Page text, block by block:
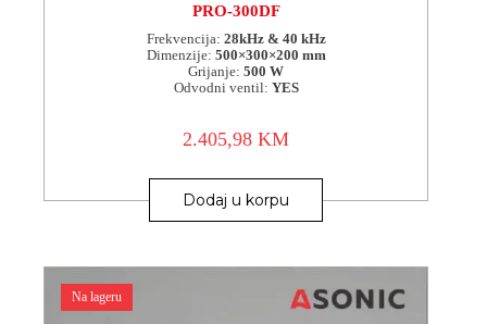
PRO-300DF
Frekvencija: 28kHz & 40 kHz
Dimenzije: 500×300×200 mm
Grijanje: 500 W
Odvodni ventil: YES
2.405,98KM
Dodaj u korpu
Na lageru